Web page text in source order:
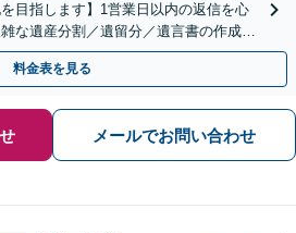
目指します】1営業日以内の返信を心
な遺産分割／遺留分／遺言書の作成・
ださい」【休日相談あり】
料金表を見る
メールでお問い合わせ